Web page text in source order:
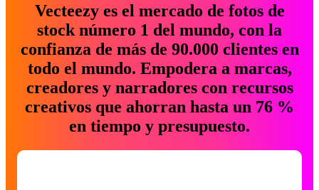
Vecteezy es el mercado de fotos de
stock número 1 del mundo, con la
confianza de más de 90.000 clientes en
todo el mundo. Empodera a marcas,
creadores y narradores con recursos
creativos que ahorran hasta un 76 %
en tiempo y presupuesto.